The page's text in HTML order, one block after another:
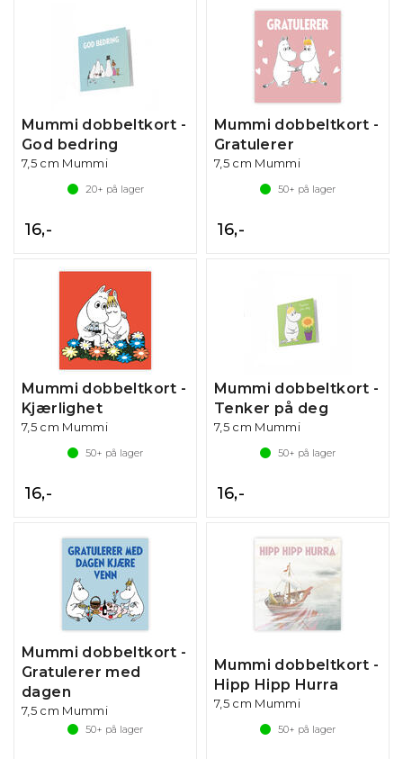
Mummi dobbeltkort -
God bedring
7,5 cm Mummi
20+ på lager
16,-
Mummi dobbeltkort -
Gratulerer
7,5 cm Mummi
50+ på lager
16,-
Mummi dobbeltkort -
Kjærlighet
7,5 cm Mummi
50+ på lager
16,-
Mummi dobbeltkort -
Tenker på deg
7,5 cm Mummi
50+ på lager
16,-
Mummi dobbeltkort -
Gratulerer med
dagen
7,5 cm Mummi
50+ på lager
Mummi dobbeltkort -
Hipp Hipp Hurra
7,5 cm Mummi
50+ på lager